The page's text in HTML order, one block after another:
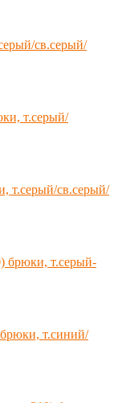
св.серый/
т.серый/
т.серый/св.серый/
брюки, т.серый-
т.синий/